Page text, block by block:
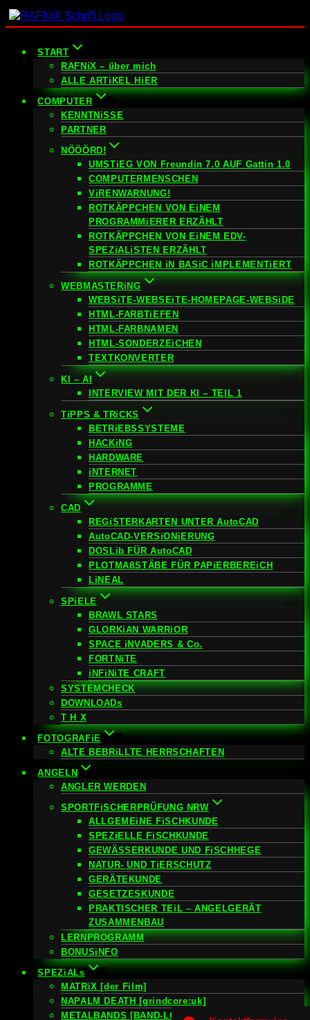
Zum
Inhalt
START
RAFNiX – über mich
ALLE ARTiKEL HiER
COMPUTER
KENNTNiSSE
PARTNER
NÖÖÖRD!
UMSTiEG VON Freundin 7.0 AUF Gattin 1.0
COMPUTERMENSCHEN
ViRENWARNUNG!
ROTKÄPPCHEN VON EiNEM
PROGRAMMiERER ERZÄHLT
ROTKÄPPCHEN VON EiNEM EDV-
SPEZiALiSTEN ERZÄHLT
ROTKÄPPCHEN iN BASiC iMPLEMENTiERT
WEBMASTERiNG
WEBSiTE-WEBSEiTE-HOMEPAGE-WEBSiDE
HTML-FARBTiEFEN
HTML-FARBNAMEN
HTML-SONDERZEiCHEN
TEXTKONVERTER
KI – AI
INTERVIEW MIT DER KI – TEIL 1
TiPPS & TRiCKS
BETRiEBSSYSTEME
HACKiNG
HARDWARE
iNTERNET
PROGRAMME
CAD
REGiSTERKARTEN UNTER AutoCAD
AutoCAD-VERSiONiERUNG
DOSLib FÜR AutoCAD
PLOTMAßSTÄBE FÜR PAPiERBEREiCH
LiNEAL
SPiELE
BRAWL STARS
GLORKiAN WARRiOR
SPACE iNVADERS & Co.
FORTNiTE
iNFiNiTE CRAFT
SYSTEMCHECK
DOWNLOADs
T H X
FOTOGRAFiE
ALTE BEBRiLLTE HERRSCHAFTEN
ANGELN
ANGLER WERDEN
SPORTFiSCHERPRÜFUNG NRW
ALLGEMEiNE FiSCHKUNDE
SPEZiELLE FiSCHKUNDE
GEWÄSSERKUNDE UND FiSCHHEGE
NATUR- UND TiERSCHUTZ
GERÄTEKUNDE
GESETZESKUNDE
PRAKTISCHER TEiL – ANGELGERÄT
ZUSAMMENBAU
LERNPROGRAMM
BONUSiNFO
SPEZiALs
MATRiX [der Film]
NAPALM DEATH [grindcore:uk]
METALBANDS [BAND-LOGOS]